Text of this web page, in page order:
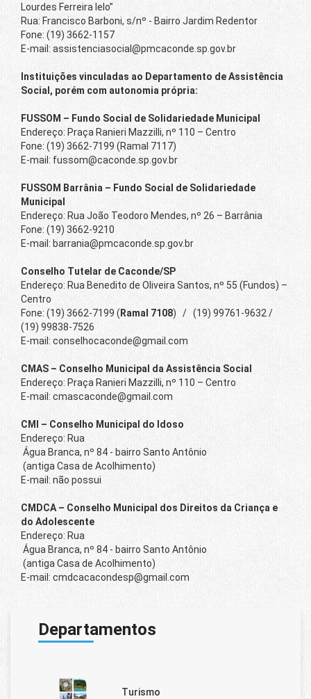
Lourdes Ferreira Ielo”
Rua: Francisco Barboni, s/nº - Bairro Jardim Redentor
Fone: (19) 3662-1157
E-mail: assistenciasocial@pmcaconde.sp.gov.br
Instituições vinculadas ao Departamento de Assistência
Social, porém com autonomia própria:
FUSSOM – Fundo Social de Solidariedade Municipal
Endereço: Praça Ranieri Mazzilli, nº 110 – Centro
Fone: (19) 3662-7199 (Ramal 7117)
E-mail: fussom@caconde.sp.gov.br
FUSSOM Barrânia – Fundo Social de Solidariedade
Municipal
Endereço: Rua João Teodoro Mendes, nº 26 – Barrânia
Fone: (19) 3662-9210
E-mail: barrania@pmcaconde.sp.gov.br
Conselho Tutelar de Caconde/SP
Endereço: Rua Benedito de Oliveira Santos, nº 55 (Fundos) –
Centro
Fone: (19) 3662-7199 (Ramal 7108) / (19) 99761-9632 /
(19) 99838-7526
E-mail: conselhocaconde@gmail.com
CMAS – Conselho Municipal da Assistência Social
Endereço: Praça Ranieri Mazzilli, nº 110 – Centro
E-mail: cmascaconde@gmail.com
CMI – Conselho Municipal do Idoso
Endereço: Rua
Água Branca, nº 84 - bairro Santo Antônio
(antiga Casa de Acolhimento)
E-mail: não possui
CMDCA – Conselho Municipal dos Direitos da Criança e
do Adolescente
Endereço: Rua
Água Branca, nº 84 - bairro Santo Antônio
(antiga Casa de Acolhimento)
E-mail: cmdcacacondesp@gmail.com
Departamentos
Turismo